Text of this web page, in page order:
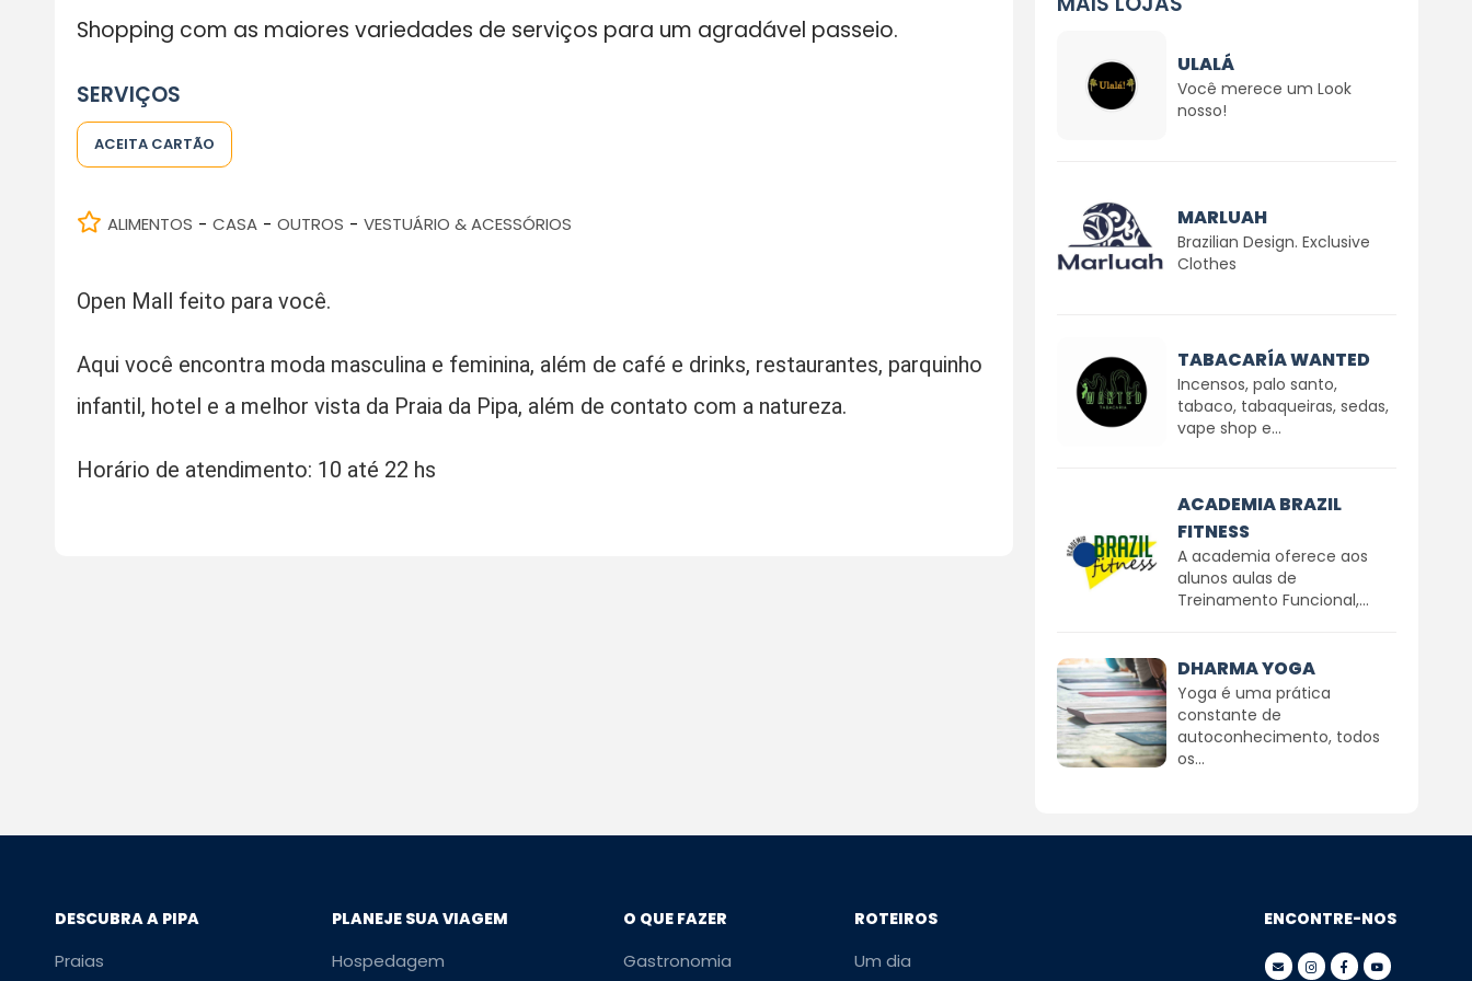
Shopping com as maiores variedades de serviços para um agradável passeio.
SERVIÇOS
ACEITA CARTÃO
ALIMENTOS - CASA - OUTROS - VESTUÁRIO & ACESSÓRIOS
Open Mall feito para você.
Aqui você encontra moda masculina e feminina, além de café e drinks, restaurantes, parquinho
infantil, hotel e a melhor vista da Praia da Pipa, além de contato com a natureza.
Horário de atendimento: 10 até 22 hs
ULALÁ
Você merece um Look
nosso!
MARLUAH
Brazilian Design. Exclusive
Clothes
TABACARÍA WANTED
Incensos, palo santo,
tabaco, tabaqueiras, sedas,
vape shop e...
ACADEMIA BRAZIL
FITNESS
A academia oferece aos
alunos aulas de
Treinamento Funcional,...
DHARMA YOGA
Yoga é uma prática
constante de
autoconhecimento, todos
os...
DESCUBRA A PIPA
Praias
PLANEJE SUA VIAGEM
Hospedagem
O QUE FAZER
Gastronomia
ROTEIROS
Um dia
ENCONTRE-NOS